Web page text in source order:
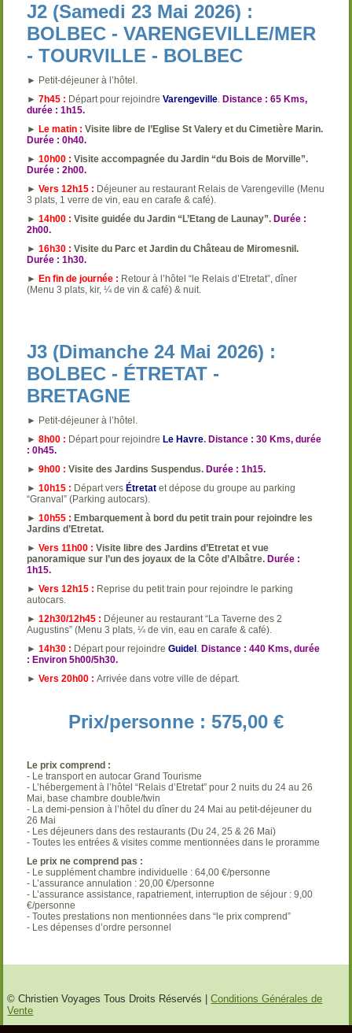
J2 (Samedi 23 Mai 2026) :
BOLBEC - VARENGEVILLE/MER
- TOURVILLE - BOLBEC
► Petit-déjeuner à l’hôtel.
►7h45 : Départ pour rejoindreVarengeville. Distance : 65 Kms,
durée : 1h15.
► Le matin : Visite libre de l’Eglise St Valery et du Cimetière Marin.
Durée : 0h40.
►10h00 : Visite accompagnée du Jardin “du Bois de Morville”.
Durée : 2h00.
►Vers 12h15 : Déjeuner au restaurant Relais de Varengeville (Menu
3 plats, 1 verre de vin, eau en carafe & café).
►14h00 :Visite guidée du Jardin “L’Etang de Launay”. Durée :
2h00.
►16h30 : Visite du Parc et Jardin du Château de Miromesnil.
Durée : 1h30.
► En fin de journée : Retour à l’hôtel “le Relais d’Etretat”, dîner
(Menu 3 plats, kir, ¼ de vin & café) & nuit.
J3 (Dimanche 24 Mai 2026) :
BOLBEC - ÉTRETAT -
BRETAGNE
► Petit-déjeuner à l’hôtel.
►8h00 : Départ pour rejoindre Le Havre. Distance : 30 Kms, durée
: 0h45.
► 9h00 :Visite des Jardins Suspendus. Durée : 1h15.
►10h15 : Départ vers Étretat et dépose du groupe au parking
“Granval” (Parking autocars).
►10h55 : Embarquement à bord du petit train pour rejoindre les
Jardins d’Etretat.
►Vers 11h00 :Visite libre des Jardins d’Etretat et vue
panoramique sur l’un des joyaux de la Côte d’Albâtre. Durée :
1h15.
►Vers 12h15 : Reprise du petit train pour rejoindre le parking
autocars.
►12h30/12h45 : Déjeuner au restaurant “La Taverne des 2
Augustins” (Menu 3 plats, ¼ de vin, eau en carafe & café).
►14h30 : Départ pour rejoindreGuidel . Distance : 440 Kms, durée
: Environ 5h00/5h30.
►Vers 20h00 :Arrivée dans votre ville de départ.
Prix/personne : 575,00 €
Le prix comprend :
- Le transport en autocar Grand Tourisme
- L’hébergement à l’hôtel “Relais d’Etretat” pour 2 nuits du 24 au 26
Mai, base chambre double/twin
- La demi-pension à l’hôtel du dîner du 24 Mai au petit-déjeuner du
26 Mai
- Les déjeuners dans des restaurants (Du 24, 25 & 26 Mai)
- Toutes les entrées & visites comme mentionnées dans le proramme
Le prix ne comprend pas :
- Le supplément chambre individuelle : 64,00 €/personne
- L’assurance annulation : 20,00 €/personne
- L’assurance assistance, rapatriement, interruption de séjour : 9,00
€/personne
- Toutes prestations non mentionnées dans “le prix comprend”
- Les dépenses d’ordre personnel
© Christien Voyages Tous Droits Réservés |Conditions Générales de
Vente